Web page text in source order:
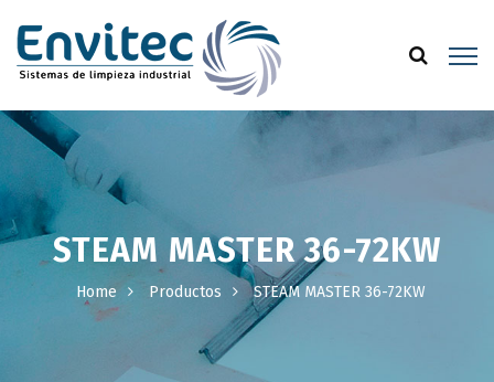
STEAM MASTER 36-72KW
Home Productos STEAM MASTER 36-72KW